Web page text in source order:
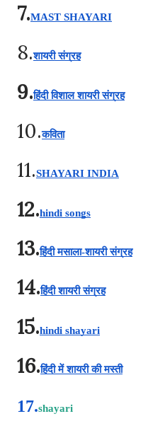
7.MAST SHAYARI
8.शायरी संग्रह
9.हिंदी विशाल शायरी संग्रह
10.कविता
11.SHAYARI INDIA
12.hindi songs
13.हिंदी मसाला-शायरी संग्रह
14.हिंदी शायरी संग्रह
15.hindi shayari
16.हिंदी में शायरी की मस्ती
17.shayari